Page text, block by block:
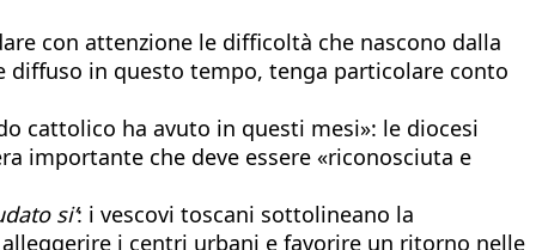
con attenzione le difficoltà che nascono dalla
diffuso in questo tempo, tenga particolare conto
cattolico ha avuto in questi mesi»: le diocesi
importante che deve essere «riconosciuta e
si’: i vescovi toscani sottolineano la
i centri urbani e favorire un ritorno nelle